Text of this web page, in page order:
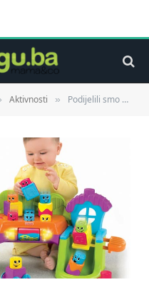
Aktivnosti » Podijelili smo sve Fisher Price igračke!